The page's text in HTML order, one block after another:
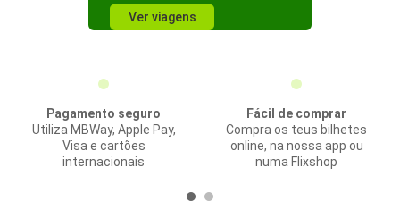
Ver viagens
Pagamento seguro
Utiliza MBWay, Apple Pay,
Visa e cartões
internacionais
Fácil de comprar
Compra os teus bilhetes
online, na nossa app ou
numa Flixshop